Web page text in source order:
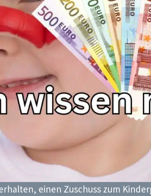
einen Zuschuss zum